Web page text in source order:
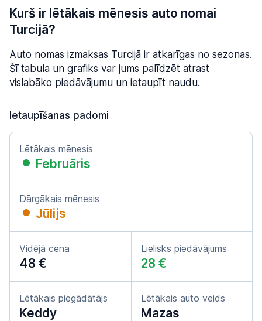
Kurš ir lētākais mēnesis auto nomai
Turcijā?
Auto nomas izmaksas Turcijā ir atkarīgas no sezonas.
Šī tabula un grafiks var jums palīdzēt atrast
vislabāko piedāvājumu un ietaupīt naudu.
Ietaupīšanas padomi
Lētākais mēnesis
Februāris
Dārgākais mēnesis
Jūlijs
Vidējā cena
48 €
Lielisks piedāvājums
28 €
Lētākais piegādātājs
Keddy
Lētākais auto veids
Mazas